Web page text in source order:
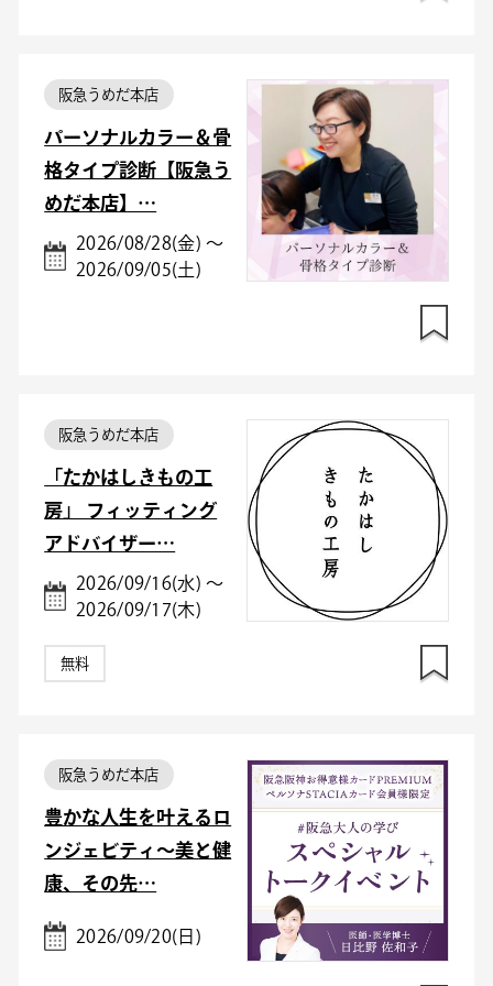
阪急うめだ本店
パーソナルカラー＆骨
格タイプ診断【阪急う
めだ本店】…
2026/08/28(金) ～
2026/09/05(土)
阪急うめだ本店
「たかはしきもの工
房」 フィッティング
アドバイザー…
2026/09/16(水) ～
2026/09/17(木)
無料
阪急うめだ本店
豊かな人生を叶えるロ
ンジェビティ～美と健
康、その先…
2026/09/20(日)